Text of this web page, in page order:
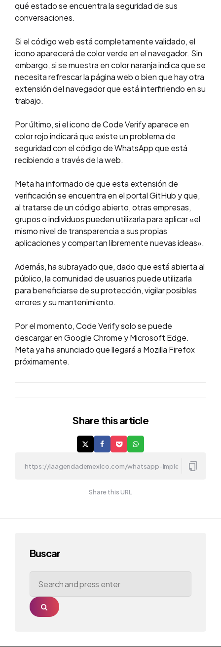
qué estado se encuentra la seguridad de sus
conversaciones.
Si el código web está completamente validado, el
icono aparecerá de color verde en el navegador. Sin
embargo, si se muestra en color naranja indica que se
necesita refrescar la página web o bien que hay otra
extensión del navegador que está interfiriendo en su
trabajo.
Por último, si el icono de Code Verify aparece en
color rojo indicará que existe un problema de
seguridad con el código de WhatsApp que está
recibiendo a través de la web.
Meta ha informado de que esta extensión de
verificación se encuentra en el portal GitHub y que,
al tratarse de un código abierto, otras empresas,
grupos o individuos pueden utilizarla para aplicar «el
mismo nivel de transparencia a sus propias
aplicaciones y compartan libremente nuevas ideas».
Además, ha subrayado que, dado que está abierta al
público, la comunidad de usuarios puede utilizarla
para beneficiarse de su protección, vigilar posibles
errores y su mantenimiento.
Por el momento, Code Verify solo se puede
descargar en Google Chrome y Microsoft Edge.
Meta ya ha anunciado que llegará a Mozilla Firefox
próximamente.
Share this article
Share this URL
Buscar
Search
for:
Search